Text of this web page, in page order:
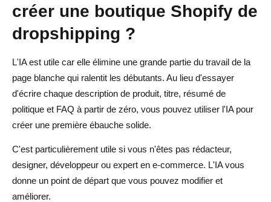
créer une boutique Shopify de
dropshipping ?
L'IA est utile car elle élimine une grande partie du travail de la
page blanche qui ralentit les débutants. Au lieu d'essayer
d'écrire chaque description de produit, titre, résumé de
politique et FAQ à partir de zéro, vous pouvez utiliser l'IA pour
créer une première ébauche solide.
C'est particulièrement utile si vous n'êtes pas rédacteur,
designer, développeur ou expert en e-commerce. L'IA vous
donne un point de départ que vous pouvez modifier et
améliorer.